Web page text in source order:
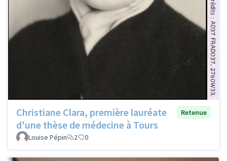
Christiane Clara, première lauréate
d'une thèse de médecine à Tours
Retenue
Louise Pépin 2 0